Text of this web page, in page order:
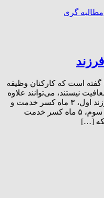
مطالبه گری
است که کارکنان وظیفه
نیستند، می‌توانند علاوه
بر دو ماه کسر خدمت تأهل، برای فرزند اول، ۳ ماه کسر خدمت و
برای فرزند دوم، ۴ ماه و برای فرزند سوم، ۵ ماه کسر خدمت
[…]